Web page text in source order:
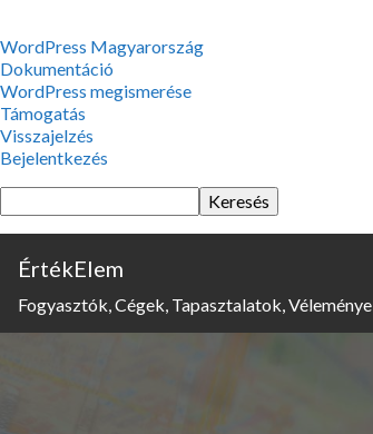
WordPress,
a
csodás
WordPress Magyarország
Dokumentáció
WordPress megismerése
Támogatás
Visszajelzés
Bejelentkezés
Keresés
ÉrtékElem
Fogyasztók, Cégek, Tapasztalatok,